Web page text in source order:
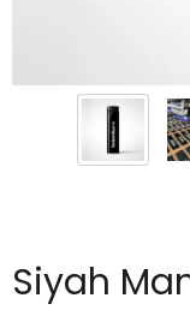
Siyah